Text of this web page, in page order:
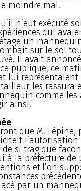
moindre mal.
n’eut exécuté
qui
un
sur le sol
Il avait
publique, ce
lui représentaient
les rassura
comme les
ainsi.
que M. Lépine,
si tragique
à la préfecture de
et l’on
par un